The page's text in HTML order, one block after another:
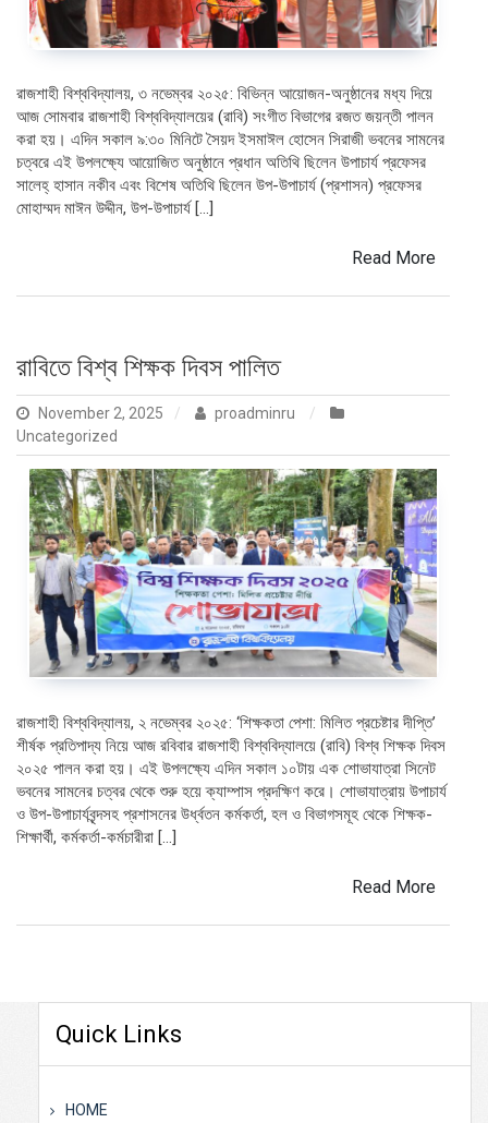
রাজশাহী বিশ্ববিদ্যালয়, ৩ নভেম্বর ২০২৫: বিভিন্ন আয়োজন-অনুষ্ঠানের মধ্য দিয়ে
আজ সোমবার রাজশাহী বিশ্ববিদ্যালয়ের (রাবি) সংগীত বিভাগের রজত জয়ন্তী পালন
করা হয়। এদিন সকাল ৯:৩০ মিনিটে সৈয়দ ইসমাঈল হোসেন সিরাজী ভবনের সামনের
চত্বরে এই উপলক্ষ্যে আয়োজিত অনুষ্ঠানে প্রধান অতিথি ছিলেন উপাচার্য প্রফেসর
সালেহ্ হাসান নকীব এবং বিশেষ অতিথি ছিলেন উপ-উপাচার্য (প্রশাসন) প্রফেসর
মোহাম্মদ মাঈন উদ্দীন, উপ-উপাচার্য […]
Read More
রাবিতে বিশ্ব শিক্ষক দিবস পালিত
November 2, 2025
proadminru
Uncategorized
রাজশাহী বিশ্ববিদ্যালয়, ২ নভেম্বর ২০২৫: ‘শিক্ষকতা পেশা: মিলিত প্রচেষ্টার দীপ্তি’
শীর্ষক প্রতিপাদ্য নিয়ে আজ রবিবার রাজশাহী বিশ্ববিদ্যালয়ে (রাবি) বিশ্ব শিক্ষক দিবস
২০২৫ পালন করা হয়। এই উপলক্ষ্যে এদিন সকাল ১০টায় এক শোভাযাত্রা সিনেট
ভবনের সামনের চত্বর থেকে শুরু হয়ে ক্যাম্পাস প্রদক্ষিণ করে। শোভাযাত্রায় উপাচার্য
ও উপ-উপাচার্যবৃন্দসহ প্রশাসনের উর্ধ্বতন কর্মকর্তা, হল ও বিভাগসমূহ থেকে শিক্ষক-
শিক্ষার্থী, কর্মকর্তা-কর্মচারীরা […]
Read More
Quick Links
HOME